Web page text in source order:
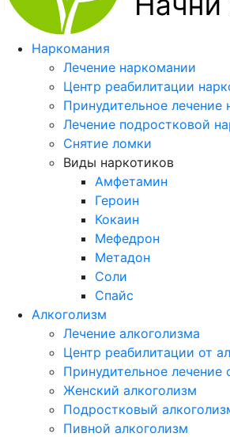
Наркомания
Лечение наркомании
Центр реабилитации
Принудительное лечение
Лечение подростковой
Снятие ломки
Виды наркотиков
Амфетамин
Героин
Кокаин
Мефедрон
Метадон
Соли
Спайс
Алкоголизм
Лечение алкоголизма
Центр реабилитации от
Принудительное лечение
Женский алкоголизм
Подростковый
Пивной алкоголизм